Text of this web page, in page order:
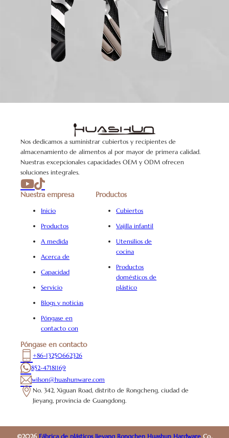
Nos dedicamos a suministrar cubiertos y recipientes de
almacenamiento de alimentos al por mayor de primera calidad.
Nuestras excepcionales capacidades OEM y ODM ofrecen
soluciones integrales.
Nuestra empresa
Inicio
Productos
A medida
Acerca de
Capacidad
Servicio
Blogs y noticias
Póngase en
contacto con
Productos
Cubiertos
Vajilla infantil
Utensilios de
cocina
Productos
domésticos de
plástico
Póngase en contacto
+86-13250662326
852-47181169
wilson@huashunware.com
No. 342, Xiguan Road, distrito de Rongcheng, ciudad de
Jieyang, provincia de Guangdong.
©2026 Fábrica de plásticos Jieyang Rongchen Huashun HardwareCo.,